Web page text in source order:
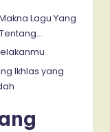
Lagu Yang
Ikhlas yang